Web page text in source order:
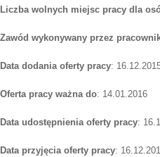
Liczba wolnych miejsc pracy dla
Zawód wykonywany przez
Data dodania oferty pracy:
Oferta pracy ważna do: 14.01.2016
Data udostępnienia oferty pracy:
Data przyjęcia oferty pracy: